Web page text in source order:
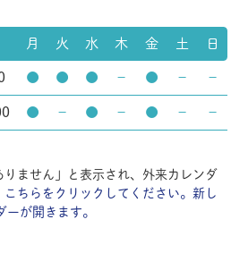
月 火 水 木 金 土 日
● ● ● － ● － －
● － ● － ● － －
ません」と表示され、外来カレンダ
こちらをクリックしてください。新し
ーが開きます。